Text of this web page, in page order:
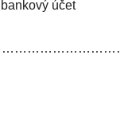
účet